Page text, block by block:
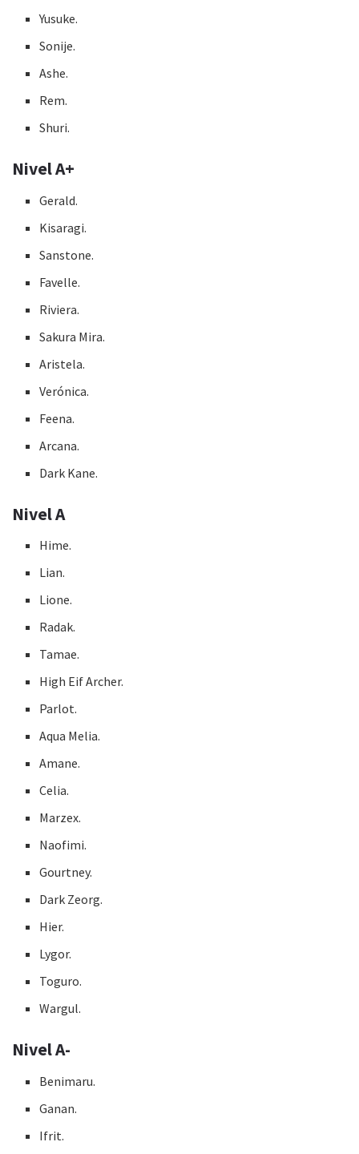
Yusuke.
Sonije.
Ashe.
Rem.
Shuri.
Nivel A+
Gerald.
Kisaragi.
Sanstone.
Favelle.
Riviera.
Sakura Mira.
Aristela.
Verónica.
Feena.
Arcana.
Dark Kane.
Nivel A
Hime.
Lian.
Lione.
Radak.
Tamae.
High Eif Archer.
Parlot.
Aqua Melia.
Amane.
Celia.
Marzex.
Naofimi.
Gourtney.
Dark Zeorg.
Hier.
Lygor.
Toguro.
Wargul.
Nivel A-
Benimaru.
Ganan.
Ifrit.